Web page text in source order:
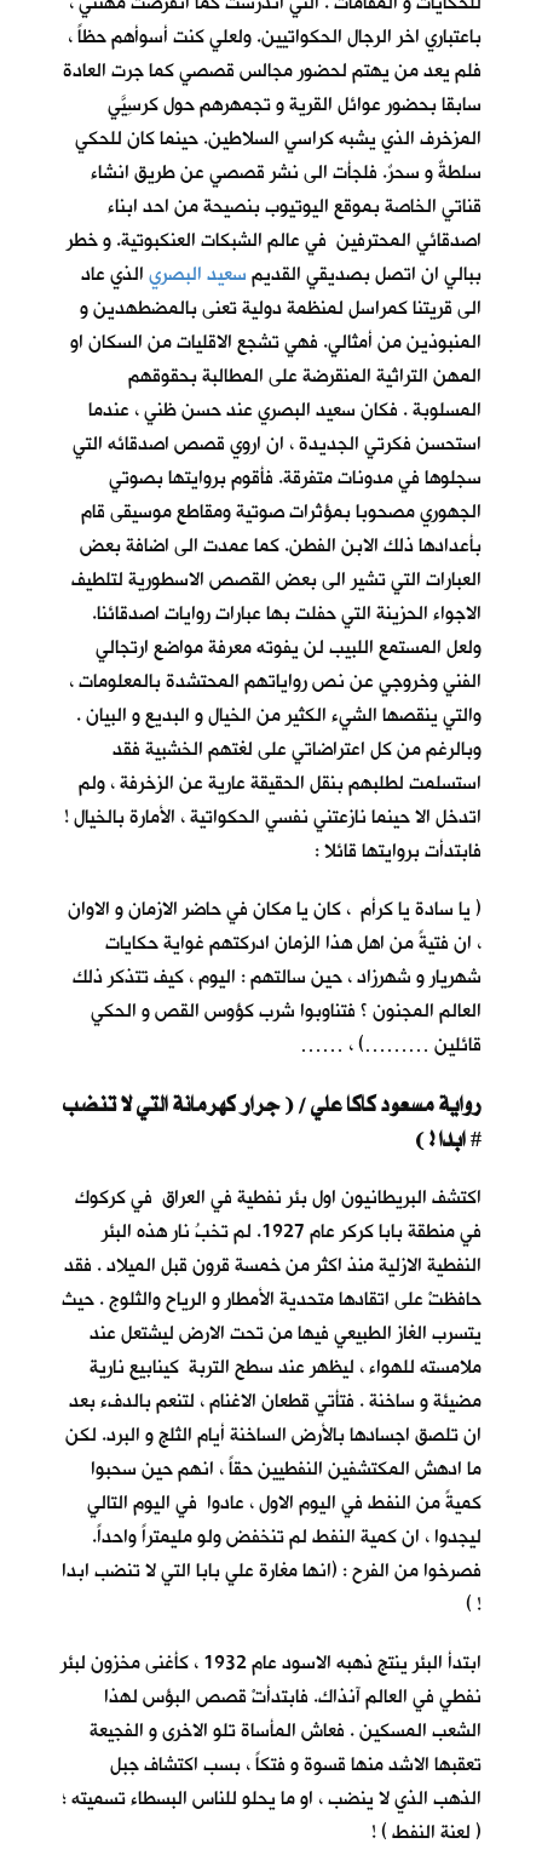
باعتباري اخر الرجال الحكواتيين. ولعلي كنت أسوأهم حظاً ،
فلم يعد من يهتم لحضور مجالس قصصي كما جرت العادة
سابقا بحضور عوائل القرية و تجمهرهم حول كرسِيّيَ
المزخرف الذي يشبه كراسي السلاطين. حينما كان للحكي
سلطةٌ و سحرٌ. فلجأت الى نشر قصصي عن طريق انشاء
قناتي الخاصة بموقع اليوتيوب بنصيحة من احد ابناء
اصدقائي المحترفين في عالم الشبكات العنكبوتية. و خطر
ببالي ان اتصل بصديقي القديمسعيد البصريالذي عاد
الى قريتنا كمراسل لمنظمة دولية تعنى بالمضطهدين و
المنبوذين من أمثالي. فهي تشجع الاقليات من السكان او
المهن التراثية المنقرضة على المطالبة بحقوقهم
المسلوبة . فكان سعيد البصري عند حسن ظني ، عندما
استحسن فكرتي الجديدة ، ان اروي قصص اصدقائه التي
سجلوها في مدونات متفرقة. فأقوم بروايتها بصوتي
الجهوري مصحوبا بمؤثرات صوتية ومقاطع موسيقى قام
بأعدادها ذلك الابن الفطن. كما عمدت الى اضافة بعض
العبارات التي تشير الى بعض القصص الاسطورية لتلطيف
الاجواء الحزينة التي حفلت بها عبارات روايات اصدقائنا.
ولعل المستمع اللبيب لن يفوته معرفة مواضع ارتجالي
الفني وخروجي عن نص رواياتهم المحتشدة بالمعلومات ،
والتي ينقصها الشيء الكثير من الخيال و البديع و البيان .
وبالرغم من كل اعتراضاتي على لغتهم الخشبية فقد
استسلمت لطلبهم بنقل الحقيقة عارية عن الزخرفة ، ولم
اتدخل الا حينما نازعتني نفسي الحكواتية ، الأمارة بالخيال !
فابتدأت بروايتها قائلا :
( يا سادة يا كرأم ، كان يا مكان في حاضر الازمان و الاوان
، ان فتيةً من اهل هذا الزمان ادركتهم غواية حكايات
شهريار و شهرزاد ، حين سالتهم : اليوم ، كيف تتذكر ذلك
العالم المجنون ؟ فتناوبوا شرب كؤوس القص و الحكي
قائلين ………) ، ……
رواية مسعود كاكا علي / ( جرار كهرمانة التي لا تنضب
#
اكتشف البريطانيون اول بئر نفطية في العراق في كركوك
في منطقة بابا كركر عام 1927. لم تخبُ نار هذه البئر
النفطية الازلية منذ اكثر من خمسة قرون قبل الميلاد . فقد
حافظتْ على اتقادها متحدية الأمطار و الرياح والثلوج . حيث
يتسرب الغاز الطبيعي فيها من تحت الارض ليشتعل عند
ملامسته للهواء ، ليظهر عند سطح التربة كينابيع نارية
مضيئة و ساخنة . فتأتي قطعان الاغنام ، لتنعم بالدفء بعد
ان تلصق اجسادها بالأرض الساخنة أيام الثلج و البرد. لكن
ما ادهش المكتشفين النفطيين حقاً ، انهم حين سحبوا
كميةً من النفط في اليوم الاول ، عادوا في اليوم التالي
ليجدوا ، ان كمية النفط لم تنخفض ولو مليمتراً واحداً.
فصرخوا من الفرح : (انها مغارة علي بابا التي لا تنضب ابدا
! )
ابتدأ البئر ينتج ذهبه الاسود عام 1932 ، كأغنى مخزون لبئر
نفطي في العالم آنذاك. فابتدأتْ قصص البؤس لهذا
الشعب المسكين . فعاش المأساة تلو الاخرى و الفجيعة
تعقبها الاشد منها قسوة و فتكاً ، بسب اكتشاف جبل
الذهب الذي لا ينضب ، او ما يحلو للناس البسطاء تسميته ؛
( لعنة النفط ) !